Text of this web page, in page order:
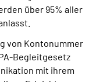
über 95% aller
von Kontonummer
Begleitgesetz
mit ihrem